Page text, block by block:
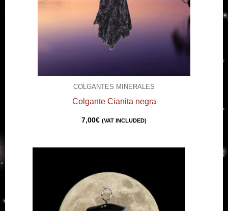
COLGANTES MINERALES
Colgante Cianita negra
7,00€ (VAT INCLUDED)